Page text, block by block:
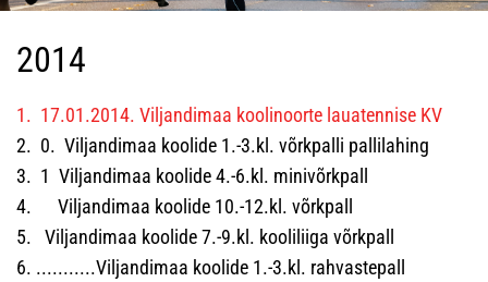
2014
1. 17.01.2014. Viljandimaa koolinoorte lauatennise KV
2. 0. Viljandimaa koolide 1.-3.kl. võrkpalli pallilahing
3. 1 Viljandimaa koolide 4.-6.kl. minivõrkpall
4. Viljandimaa koolide 10.-12.kl. võrkpall
5. Viljandimaa koolide 7.-9.kl. kooliliiga võrkpall
6. ...........Viljandimaa koolide 1.-3.kl. rahvastepall